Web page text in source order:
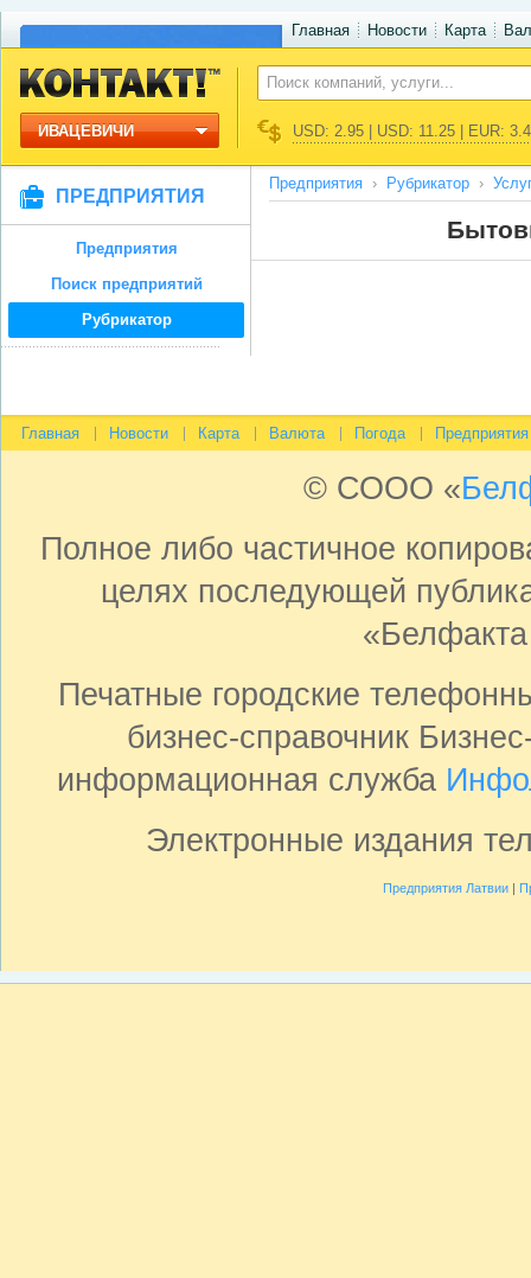
Главная Новости Карта
ИВАЦЕВИЧИ USD: 2.95 | USD: 11.25 | EUR:
ПРЕДПРИЯТИЯ
Предприятия
Поиск предприятий
Рубрикатор
Предприятия Рубрикатор
Главная Новости Карта Валюта Погода Предприятия
© СООО «
Полное либо частичное
целях последующей
Печатные городские
бизнес-справочник
информационная служба
Электронные издания
Предприятия Латвии|